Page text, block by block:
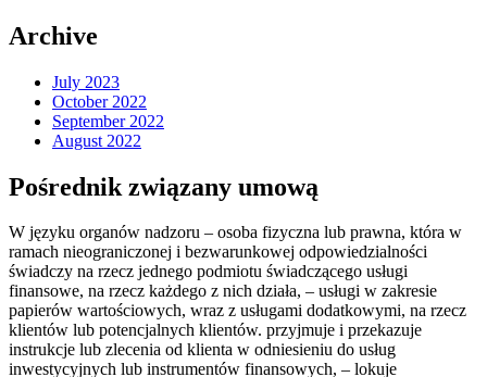
Archive
July 2023
October 2022
September 2022
August 2022
Pośrednik związany umową
W języku organów nadzoru – osoba fizyczna lub prawna, która w
ramach nieograniczonej i bezwarunkowej odpowiedzialności
świadczy na rzecz jednego podmiotu świadczącego usługi
finansowe, na rzecz każdego z nich działa, – usługi w zakresie
papierów wartościowych, wraz z usługami dodatkowymi, na rzecz
klientów lub potencjalnych klientów. przyjmuje i przekazuje
instrukcje lub zlecenia od klienta w odniesieniu do usług
inwestycyjnych lub instrumentów finansowych, – lokuje